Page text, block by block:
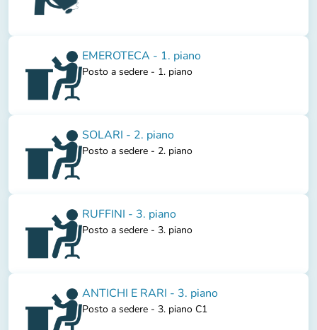
EMEROTECA - 1. piano
Posto a sedere - 1. piano
SOLARI - 2. piano
Posto a sedere - 2. piano
RUFFINI - 3. piano
Posto a sedere - 3. piano
ANTICHI E RARI - 3. piano
Posto a sedere - 3. piano C1